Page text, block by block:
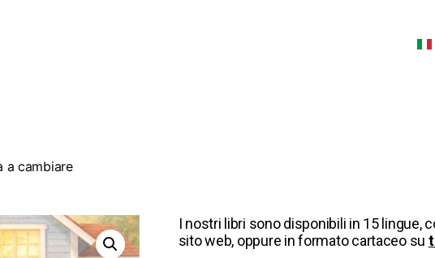
a cambiare
I nostri libri sono disponibili in 15 lingue,
sito web, oppure in formato cartaceo su